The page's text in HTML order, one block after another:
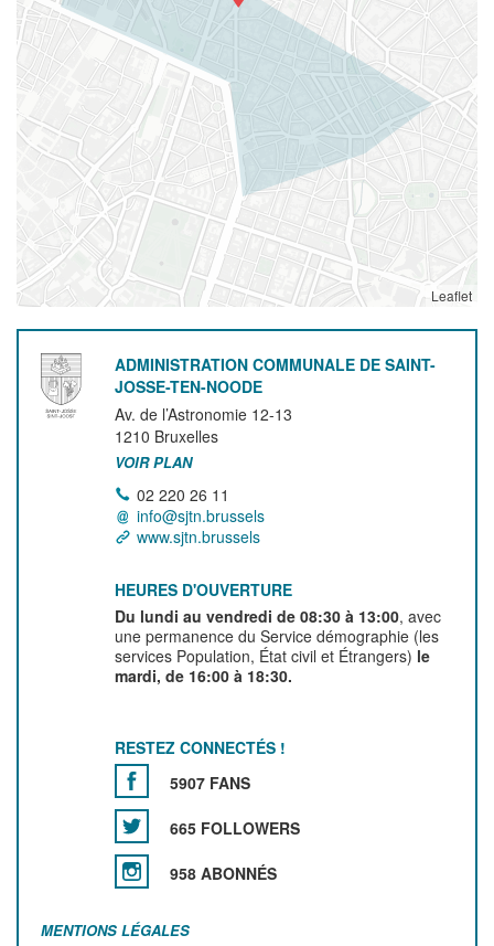
Leaflet
ADMINISTRATION COMMUNALE DE SAINT-
JOSSE-TEN-NOODE
Av. de l’Astronomie 12-13
1210 Bruxelles
VOIR PLAN
02 220 26 11
info@sjtn.brussels
www.sjtn.brussels
HEURES D'OUVERTURE
Du lundi au vendredi de 08:30 à 13:00, avec
une permanence du Service démographie (les
services Population, État civil et Étrangers) le
mardi, de 16:00 à 18:30.
RESTEZ CONNECTÉS !
5907 FANS
665 FOLLOWERS
958 ABONNÉS
MENTIONS LÉGALES